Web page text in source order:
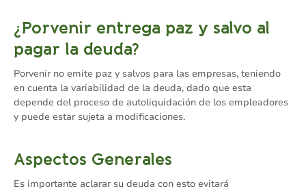
¿Porvenir entrega paz y salvo al
pagar la deuda?
Porvenir no emite paz y salvos para las empresas, teniendo
en cuenta la variabilidad de la deuda, dado que esta
depende del proceso de autoliquidación de los empleadores
y puede estar sujeta a modificaciones.
Aspectos Generales
Es importante aclarar su deuda con esto evitará